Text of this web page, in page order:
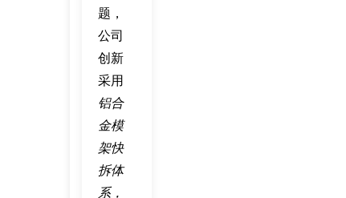
题，
公司
创新
采用
铝合
金模
架快
拆体
系，